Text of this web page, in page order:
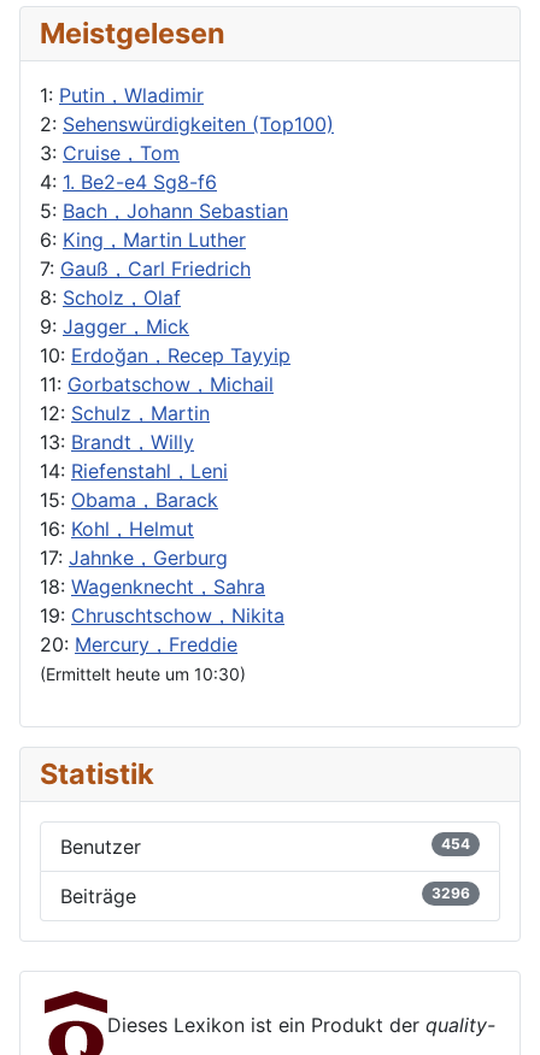
Meistgelesen
1: Putin，Wladimir
2: Sehenswürdigkeiten (Top100)
3: Cruise，Tom
4: 1. Be2-e4 Sg8-f6
5: Bach，Johann Sebastian
6: King，Martin Luther
7: Gauß，Carl Friedrich
8: Scholz，Olaf
9: Jagger，Mick
10: Erdoğan，Recep Tayyip
11: Gorbatschow，Michail
12: Schulz，Martin
13: Brandt，Willy
14: Riefenstahl，Leni
15: Obama，Barack
16: Kohl，Helmut
17: Jahnke，Gerburg
18: Wagenknecht，Sahra
19: Chruschtschow，Nikita
20: Mercury，Freddie
(Ermittelt heute um 10:30)
Statistik
Benutzer 454
Beiträge 3296
Dieses Lexikon ist ein Produkt der quality-